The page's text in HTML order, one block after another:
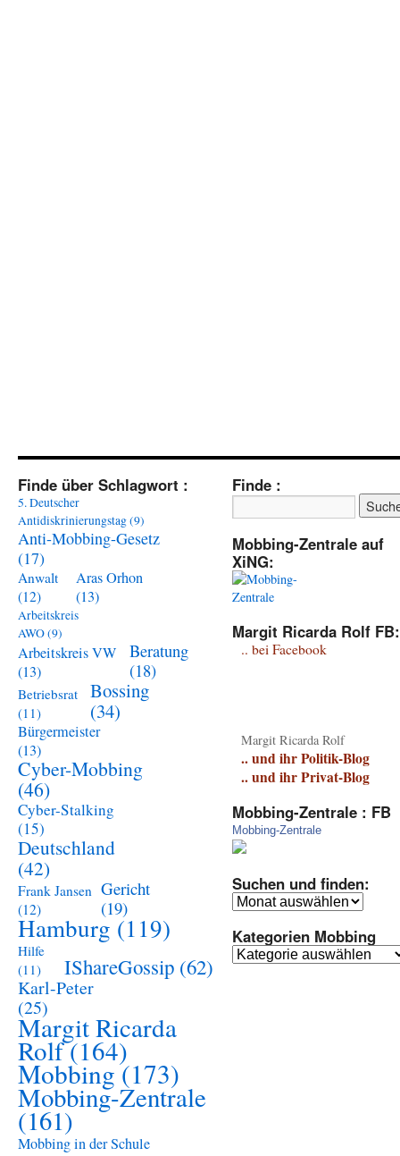
Finde über Schlagwort :
5. Deutscher
Antidiskrinierungstag(9)
Anti-Mobbing-Gesetz
(17)
Anwalt
(12)
Aras Orhon
(13)
Arbeitskreis
AWO(9)
Arbeitskreis VW
(13)
Beratung
(18)
Betriebsrat
(11)
Bossing
(34)
Bürgermeister
(13)
Cyber-Mobbing
(46)
Cyber-Stalking
(15)
Deutschland
(42)
Frank Jansen
(12)
Gericht
(19)
Hamburg (119)
Hilfe
(11)
IShareGossip (62)
Karl-Peter
(25)
Margit Ricarda
Rolf(164)
Mobbing(173)
Mobbing-Zentrale
(161)
Mobbing in der Schule
Finde :
Mobbing-Zentrale auf
XiNG:
Margit Ricarda Rolf FB:
.. bei Facebook
Margit Ricarda Rolf
.. und ihr Politik-Blog
.. und ihr Privat-Blog
Mobbing-Zentrale : FB
Mobbing-Zentrale
Suchen und finden:
Suchen
finden:
Kategorien Mobbing
Kategorien